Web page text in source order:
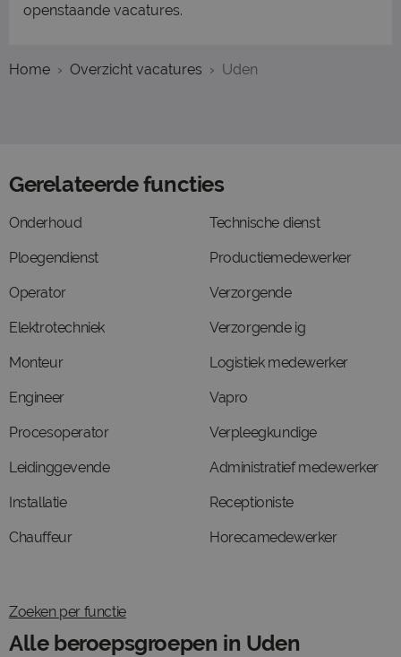
openstaande vacatures.
Home Overzicht vacatures Uden
Gerelateerde functies
Onderhoud
Ploegendienst
Operator
Elektrotechniek
Monteur
Engineer
Procesoperator
Leidinggevende
Installatie
Chauffeur
Technische dienst
Productiemedewerker
Verzorgende
Verzorgende ig
Logistiek medewerker
Vapro
Verpleegkundige
Administratief medewerker
Receptioniste
Horecamedewerker
Zoeken per functie
Alle beroepsgroepen in Uden